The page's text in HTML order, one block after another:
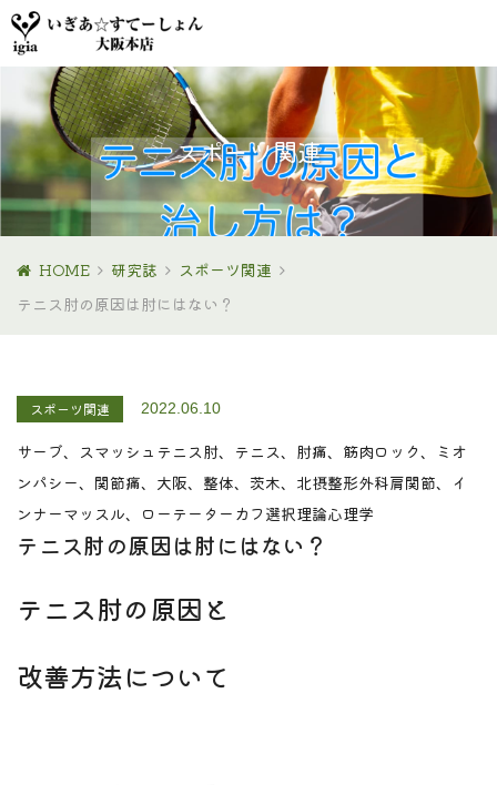
スポーツ関連
HOME 研究誌
スポーツ関連
テニス肘の原因は肘にはない？
スポーツ関連 2022.06.10
サーブ、スマッシュ テニス肘、テニス、肘痛、筋肉ロック、ミオ
ンパシー、関節痛、大阪、整体、茨木、北摂整形外科肩関節、イ
ンナーマッスル、ローテーターカフ 選択理論心理学
テニス肘の原因は肘にはない？
テニス肘の原因と
改善方法について